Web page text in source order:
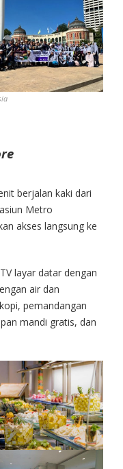
berjalan kaki dari
Metro
akses langsung ke
layar datar dengan
air dan
pemandangan
mandi gratis, dan